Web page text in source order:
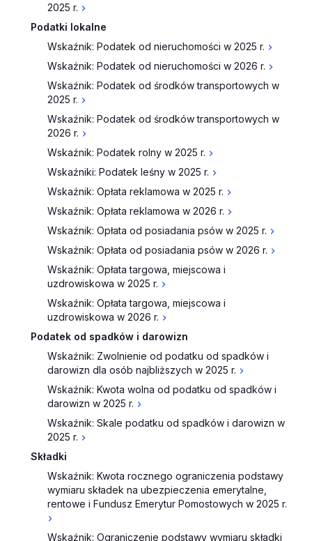
2025 r.
Podatki lokalne
Wskaźnik: Podatek od nieruchomości w 2025 r.
Wskaźnik: Podatek od nieruchomości w 2026 r.
Wskaźnik: Podatek od środków transportowych w
2025 r.
Wskaźnik: Podatek od środków transportowych w
2026 r.
Wskaźnik: Podatek rolny w 2025 r.
Wskaźniki: Podatek leśny w 2025 r.
Wskaźnik: Opłata reklamowa w 2025 r.
Wskaźnik: Opłata reklamowa w 2026 r.
Wskaźnik: Opłata od posiadania psów w 2025 r.
Wskaźnik: Opłata od posiadania psów w 2026 r.
Wskaźnik: Opłata targowa, miejscowa i
uzdrowiskowa w 2025 r.
Wskaźnik: Opłata targowa, miejscowa i
uzdrowiskowa w 2026 r.
Podatek od spadków i darowizn
Wskaźnik: Zwolnienie od podatku od spadków i
darowizn dla osób najbliższych w 2025 r.
Wskaźnik: Kwota wolna od podatku od spadków i
darowizn w 2025 r.
Wskaźnik: Skale podatku od spadków i darowizn w
2025 r.
Składki
Wskaźnik: Kwota rocznego ograniczenia podstawy
wymiaru składek na ubezpieczenia emerytalne,
rentowe i Fundusz Emerytur Pomostowych w 2025 r.
Wskaźnik: Ograniczenie podstawy wymiaru składki